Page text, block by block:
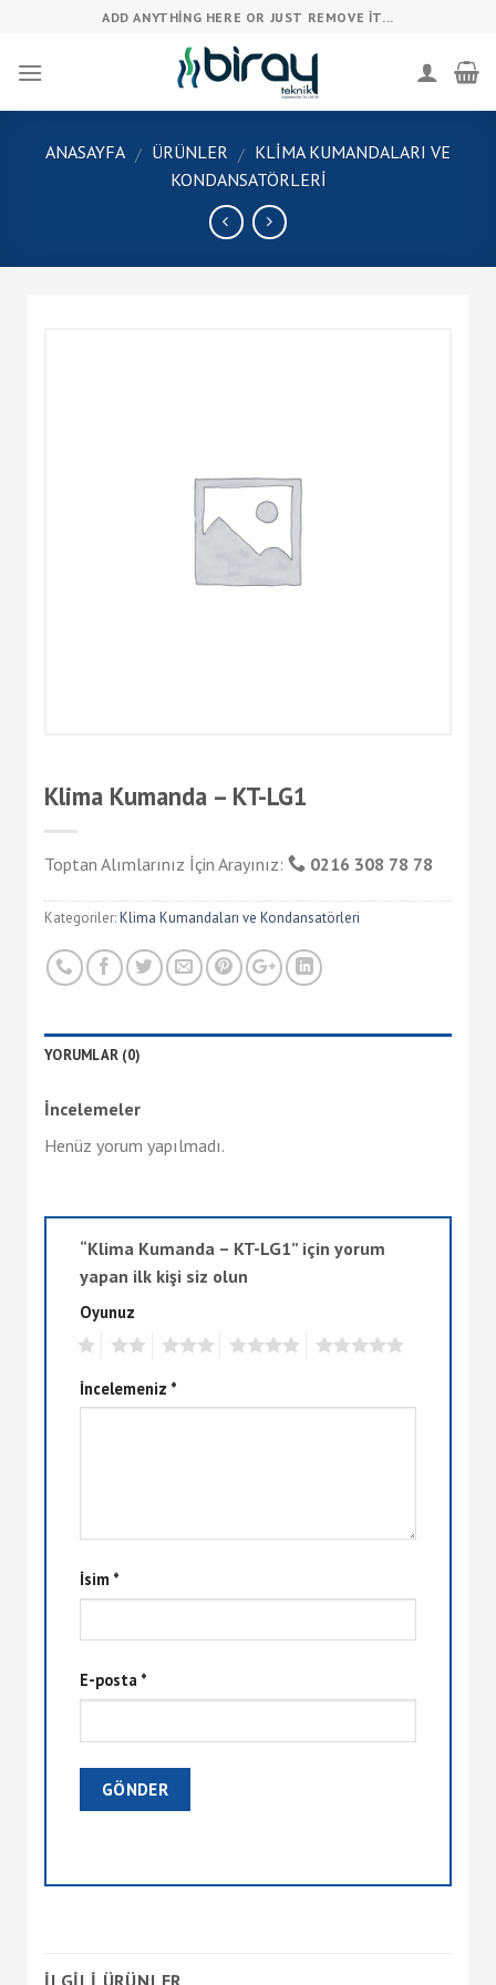
content
ADD ANYTHING HERE OR JUST REMOVE IT...
ANASAYFA / ÜRÜNLER / KLIMA KUMANDALARI VE
KONDANSATÖRLERI
Klima Kumanda – KT-LG1
Toptan Alımlarınız İçin Arayınız: 0216 308 78 78
Kategoriler:Klima Kumandaları ve Kondansatörleri
YORUMLAR (0)
İncelemeler
Henüz yorum yapılmadı.
“Klima Kumanda – KT-LG1” için yorum
yapan ilk kişi siz olun
Oyunuz
İncelemeniz *
İsim *
E-posta *